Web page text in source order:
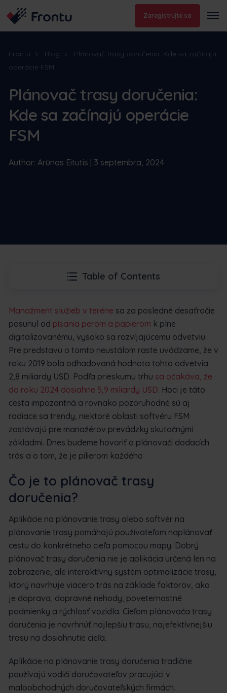
Zaregistrujte sa
Frontu Blog
Plánovač trasy doručenia: Kde sa začínajú
operácie FSM
Plánovač trasy doručenia:
Kde sa začínajú operácie
FSM
Author: Arūnas Eitutis | 3 septembra, 2024
Table of Contents
Manažment služieb v teréne sa za posledné desaťročie
posunul od písania perom a papierom k plne
digitalizovanému, vysoko sa rozvíjajúcemu odvetviu.
Pre predstavu o tomto neustálom raste uvádzame, že v
roku 2019 bola odhadovaná hodnota tohto odvetvia
2,8 miliardy USD. Podľa prieskumu trhu sa očakáva, že
do roku 2024 dosiahne 5,9 miliardy USD. Hoci je táto
cesta impozantná a rovnako pozoruhodné sú aj
rodiace sa trendy, niektoré oblasti softvéru FSM
zostávajú pre manažérov prevádzky skutočnými
základmi. Dnes budeme hovoriť o plánovači dodacích
trás a o tom, že je pilierom každého
Čo je to plánovač trasy
doručenia?
Aplikácie na plánovanie trasy alebo softvér na
plánovanie trasy pomáhajú používateľom naplánovať
cestu do konkrétneho cieľa pomocou mapy. Dobrý
plánovač trasy doručenia nie je aplikácia určená len na
zobrazenie, ale interaktívny systém optimalizácie trasy,
ktorý navrhuje viacero trás na základe faktorov, ako
je doprava, dopravné nehody, poveternostné
podmienky a rýchlosť vozidla. Cieľom plánovača trasy
doručenia je navrhnúť najlepšiu trasu, najefektívnejšiu
trasu na dosiahnutie cieľa.
Aplikácie na plánovanie trasy doručenia tradične
používajú vodiči doručovateľov pracujúci v
maloobchodných doručovateľských firmách.